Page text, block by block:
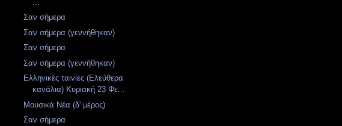
Σαν σήμερα
Σαν σήμερα (γεννήθηκαν)
Σαν σήμερα
Σαν σήμερα (γεννήθηκαν)
Ελληνικές ταινίες (Ελεύθερα
κανάλια) Κυριακή 23 Φε...
Μουσικά Νέα (δ' μέρος)
Σαν σήμερα